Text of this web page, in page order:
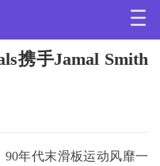
携手Jamal Smith
90年代末滑板运动风靡一